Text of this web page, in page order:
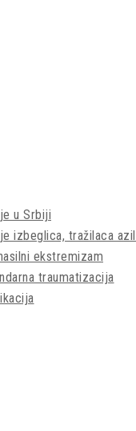
u Srbiji
izbeglica, tražilaca
ekstremizam
traumatizacija